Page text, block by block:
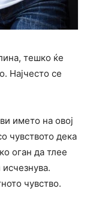
тешко ќе
Најчесто се
името на овој
чувството дека
оган да тлее
чувство.